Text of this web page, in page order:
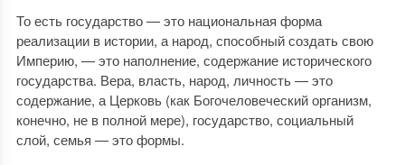
То есть государство — это национальная форма
реализации в истории, а народ, способный создать свою
Империю, — это наполнение, содержание исторического
государства. Вера, власть, народ, личность — это
содержание, а Церковь (как Богочеловеческий организм,
конечно, не в полной мере), государство, социальный
слой, семья — это формы.